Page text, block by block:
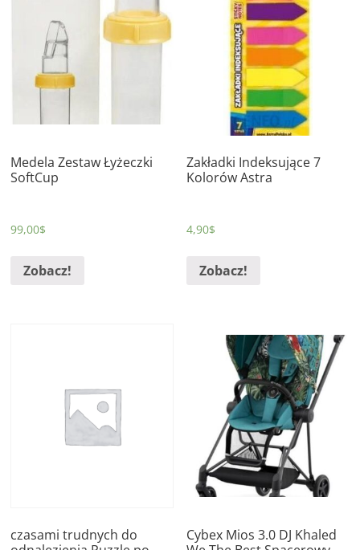
Medela Zestaw Łyżeczki
SoftCup
99,00$
Zobacz!
Zakładki Indeksujące 7
Kolorów Astra
4,90$
Zobacz!
czasami trudnych do
Cybex Mios 3.0 DJ Khaled